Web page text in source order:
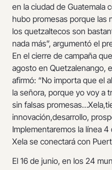
en la ciudad de Guatemala
hubo promesas porque las
los quetzaltecos son
nada más”, argumentó el
En el cierre de campaña
agosto en Quetzalenango,
afirmó: “No importa que el
la señora, porque yo voy a
sin falsas
innovación,desarrollo,
Implementaremos la línea
Xela se conectará con
El 16 de junio, en los 24